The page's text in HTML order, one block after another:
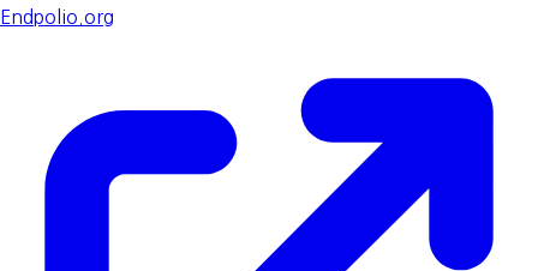
Endpolio.org